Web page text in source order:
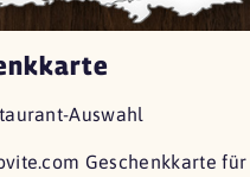
Auswahl
Geschenkkarte